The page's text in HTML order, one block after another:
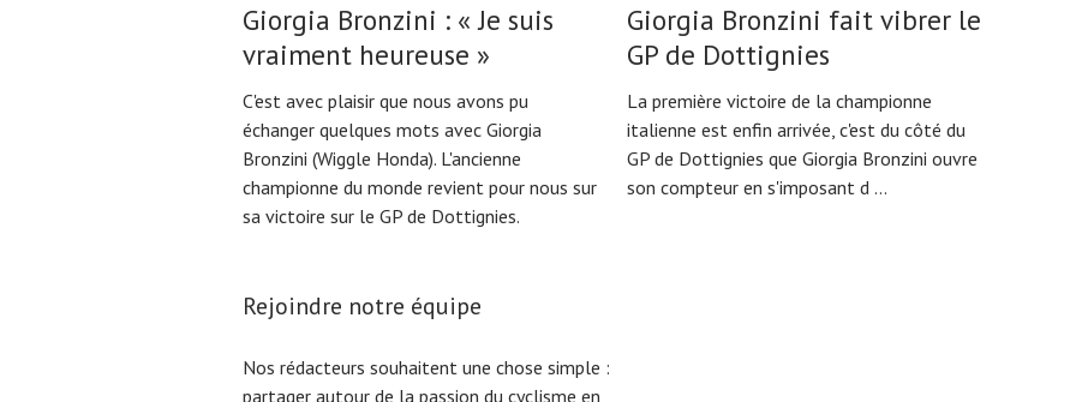
Giorgia Bronzini : « Je suis
vraiment heureuse »
C'est avec plaisir que nous avons pu
échanger quelques mots avec Giorgia
Bronzini (Wiggle Honda). L'ancienne
championne du monde revient pour nous sur
sa victoire sur le GP de Dottignies.
Giorgia Bronzini fait vibrer le
GP de Dottignies
La première victoire de la championne
italienne est enfin arrivée, c'est du côté du
GP de Dottignies que Giorgia Bronzini ouvre
son compteur en s'imposant d ...
Rejoindre notre équipe
Nos rédacteurs souhaitent une chose simple :
partager autour de la passion du cyclisme en